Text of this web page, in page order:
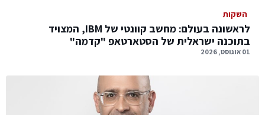
השקות
לראשונה בעולם: מחשב קוונטי של IBM, המצויד
בתוכנה ישראלית של הסטארטאפ "קדמה"
01 אוגוסט, 2026